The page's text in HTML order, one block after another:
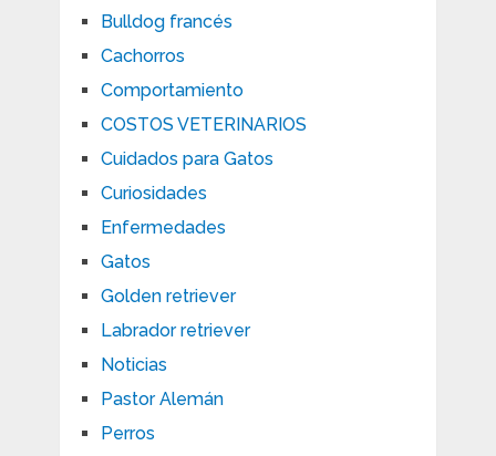
Bulldog francés
Cachorros
Comportamiento
COSTOS VETERINARIOS
Cuidados para Gatos
Curiosidades
Enfermedades
Gatos
Golden retriever
Labrador retriever
Noticias
Pastor Alemán
Perros